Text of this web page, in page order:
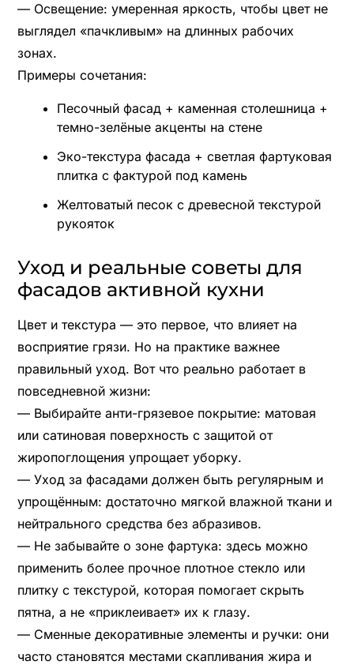
— Освещение: умеренная яркость, чтобы цвет не
выглядел «пачкливым» на длинных рабочих
зонах.
Примеры сочетания:
Песочный фасад + каменная столешница +
темно-зелёные акценты на стене
Эко-текстура фасада + светлая фартуковая
плитка с фактурой под камень
Желтоватый песок с древесной текстурой
рукояток
Уход и реальные советы для
фасадов активной кухни
Цвет и текстура — это первое, что влияет на
восприятие грязи. Но на практике важнее
правильный уход. Вот что реально работает в
повседневной жизни:
— Выбирайте анти-грязевое покрытие: матовая
или сатиновая поверхность с защитой от
жиропоглощения упрощает уборку.
— Уход за фасадами должен быть регулярным и
упрощённым: достаточно мягкой влажной ткани и
нейтрального средства без абразивов.
— Не забывайте о зоне фартука: здесь можно
применить более прочное плотное стекло или
плитку с текстурой, которая помогает скрыть
пятна, а не «приклеивает» их к глазу.
— Сменные декоративные элементы и ручки: они
часто становятся местами скапливания жира и